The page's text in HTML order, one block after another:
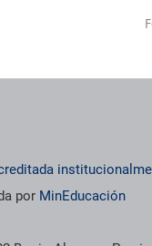
por MinEducación